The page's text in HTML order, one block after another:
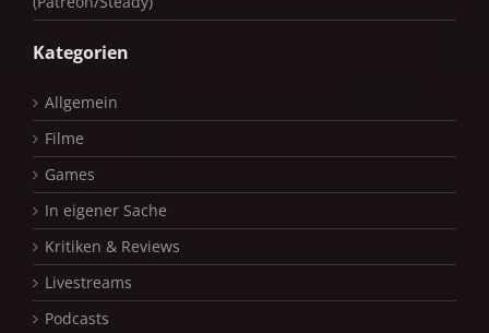
Kategorien
Allgemein
Filme
Games
In eigener Sache
Kritiken & Reviews
Livestreams
Podcasts